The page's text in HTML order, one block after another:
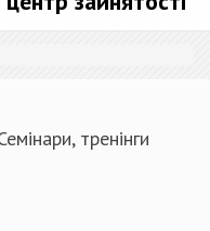
тренінги